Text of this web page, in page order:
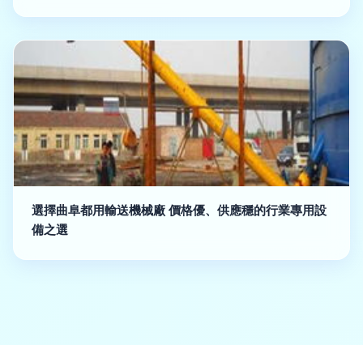
選擇曲阜都用輸送機械廠 價格優、供應穩的行業專用設
備之選